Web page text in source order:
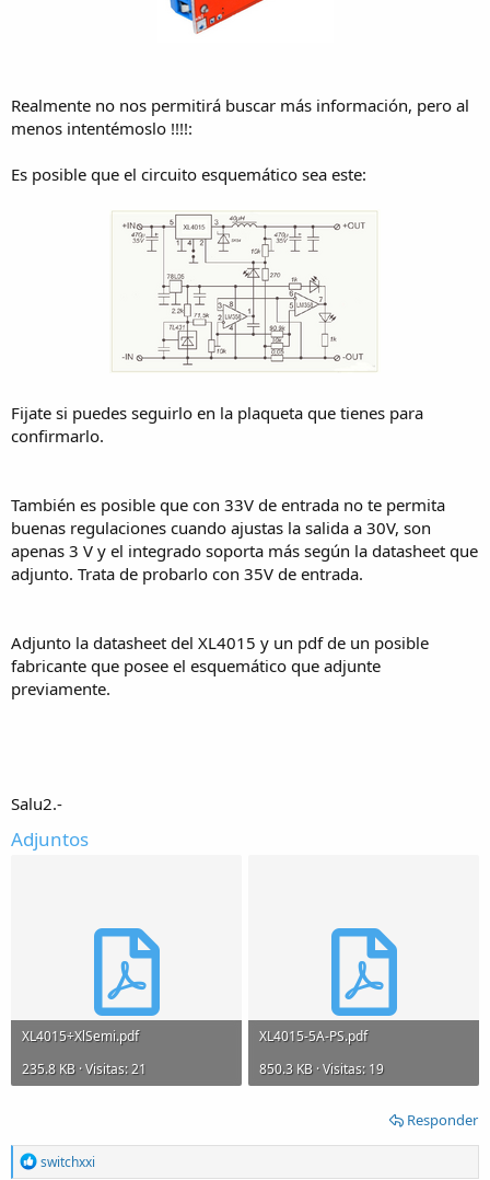
Realmente no nos permitirá buscar más información, pero al
menos intentémoslo !!!!:
Es posible que el circuito esquemático sea este:
Fijate si puedes seguirlo en la plaqueta que tienes para
confirmarlo.
También es posible que con 33V de entrada no te permita
buenas regulaciones cuando ajustas la salida a 30V, son
apenas 3 V y el integrado soporta más según la datasheet que
adjunto. Trata de probarlo con 35V de entrada.
Adjunto la datasheet del XL4015 y un pdf de un posible
fabricante que posee el esquemático que adjunte
previamente.
Salu2.-
Adjuntos
XL4015÷XlSemi.pdf
235.8 KB · Visitas: 21
XL4015-5A-PS.pdf
850.3 KB · Visitas: 19
Responder
R
switchxxi